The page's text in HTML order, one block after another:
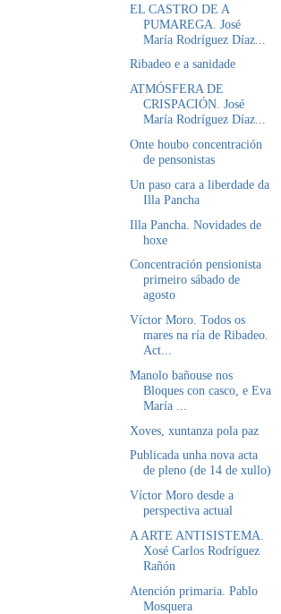
EL CASTRO DE A
PUMAREGA. José
María Rodríguez Díaz...
Ribadeo e a sanidade
ATMÓSFERA DE
CRISPACIÓN. José
María Rodríguez Díaz...
Onte houbo concentración
de pensonistas
Un paso cara a liberdade da
Illa Pancha
Illa Pancha. Novidades de
hoxe
Concentración pensionista
primeiro sábado de
agosto
Víctor Moro. Todos os
mares na ría de Ribadeo.
Act...
Manolo bañouse nos
Bloques con casco, e Eva
María ...
Xoves, xuntanza pola paz
Publicada unha nova acta
de pleno (de 14 de xullo)
Víctor Moro desde a
perspectiva actual
A ARTE ANTISISTEMA.
Xosé Carlos Rodríguez
Rañón
Atención primaria. Pablo
Mosquera